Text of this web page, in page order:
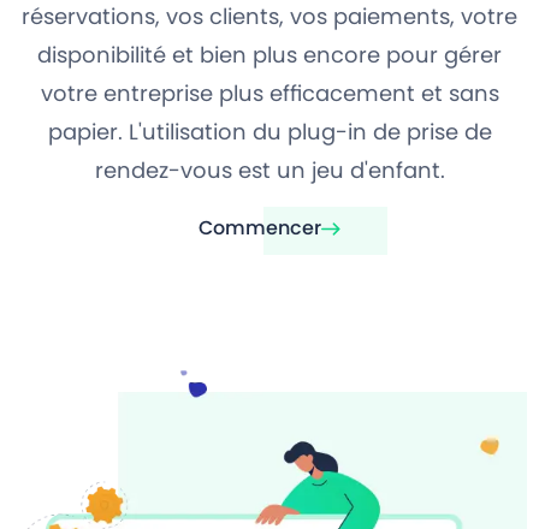
réservations, vos clients, vos paiements, votre
disponibilité et bien plus encore pour gérer
votre entreprise plus efficacement et sans
papier. L'utilisation du plug-in de prise de
rendez-vous est un jeu d'enfant.
Commencer